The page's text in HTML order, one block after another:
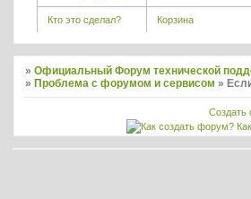
Кто это сделал? Корзина
»Официальный Форум технической
» Проблема с форумом и сервисом »
Создать